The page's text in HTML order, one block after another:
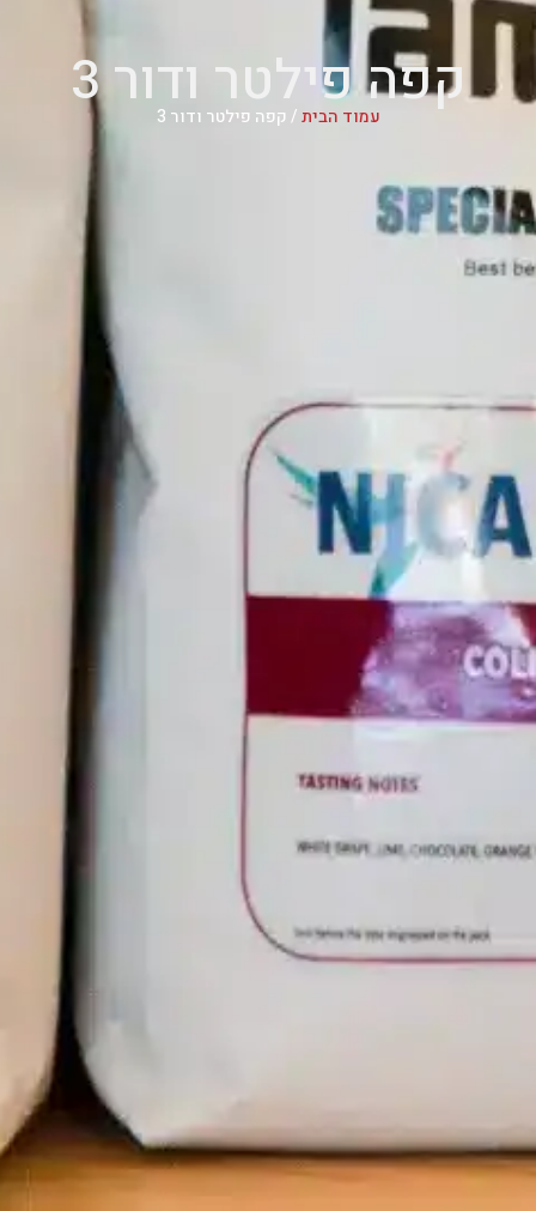
קפה פילטר ודור 3
עמוד הבית/ קפה פילטר ודור 3